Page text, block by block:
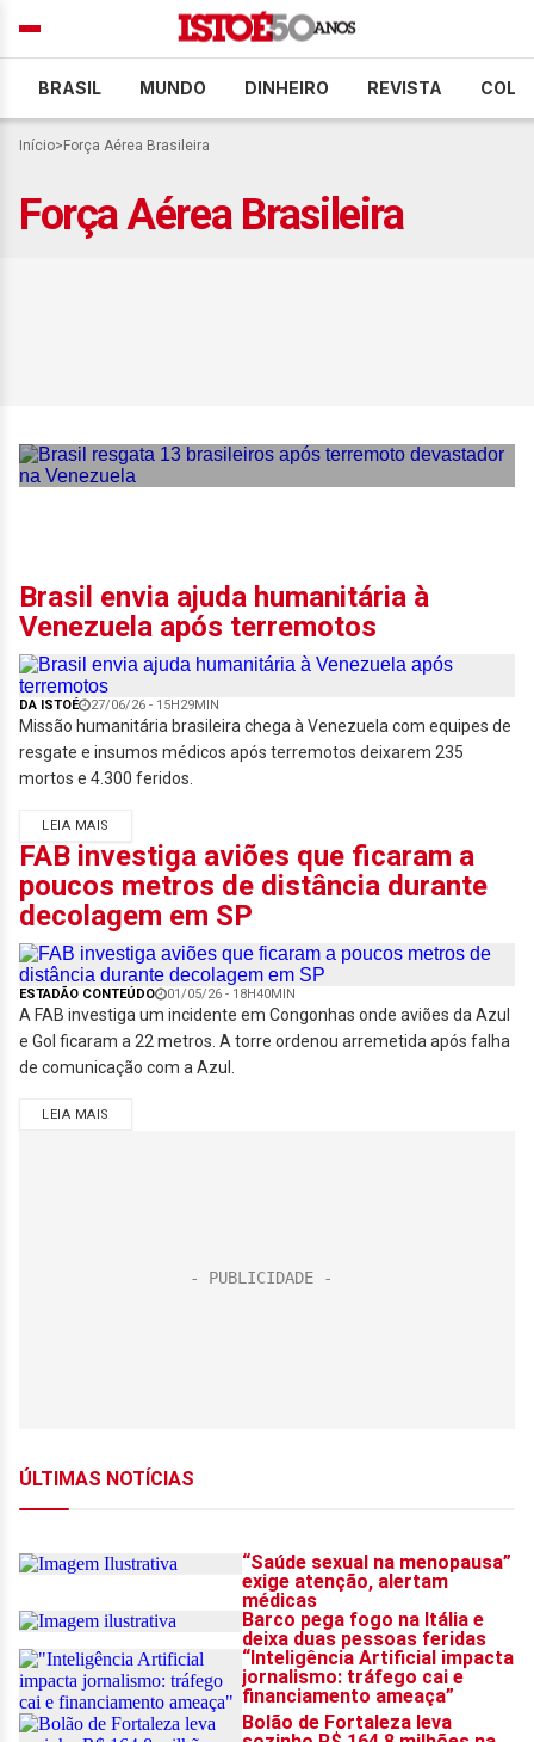
BRASIL MUNDO DINHEIRO REVISTA
Início> Força Aérea Brasileira
Força Aérea Brasileira
Brasil envia ajuda humanitária à
Venezuela após terremotos
DA ISTOÉ 27/06/26 - 15H29MIN
Missão humanitária brasileira chega à Venezuela com equipes de
resgate e insumos médicos após terremotos deixarem 235
mortos e 4.300 feridos.
LEIA MAIS
FAB investiga aviões que ficaram a
poucos metros de distância durante
decolagem em SP
ESTADÃO CONTEÚDO 01/05/26 - 18H40MIN
A FAB investiga um incidente em Congonhas onde aviões da Azul
e Gol ficaram a 22 metros. A torre ordenou arremetida após falha
de comunicação com a Azul.
LEIA MAIS